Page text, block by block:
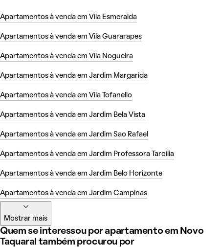
Apartamentos à venda em Vila Esmeralda
Apartamentos à venda em Vila Guararapes
Apartamentos à venda em Vila Nogueira
Apartamentos à venda em Jardim Margarida
Apartamentos à venda em Vila Tofanello
Apartamentos à venda em Jardim Bela Vista
Apartamentos à venda em Jardim Sao Rafael
Apartamentos à venda em Jardim Professora Tarcília
Apartamentos à venda em Jardim Belo Horizonte
Apartamentos à venda em Jardim Campinas
Mostrar mais
Quem se interessou por apartamento em Novo
Taquaral também procurou por